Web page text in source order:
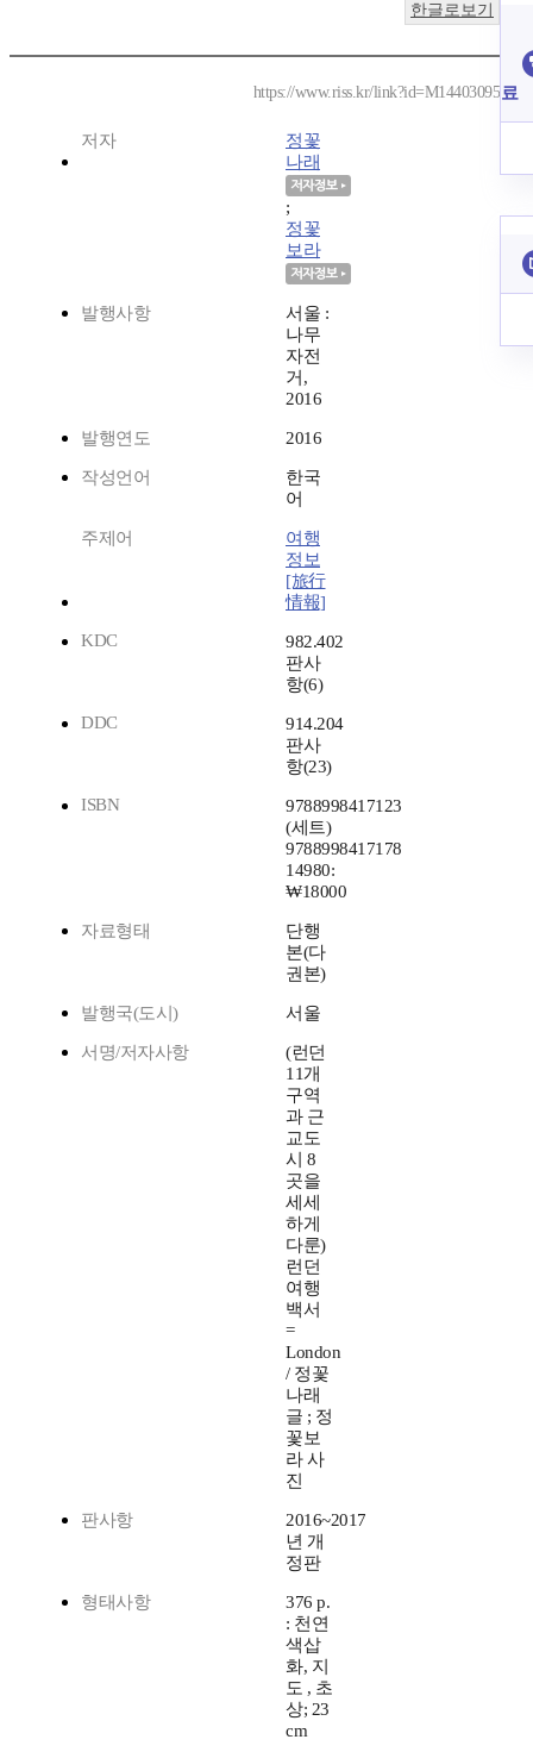
한글로보기
https://www.riss.kr/link?id=M14403095
저자
정꽃
나래
;
정꽃
보라
발행사항
서울 :
나무
자전
거,
2016
발행연도 2016
작성언어
한국
어
주제어
여행
정보
[旅行
情報]
KDC
982.402
판사
항(6)
DDC
914.204
판사
항(23)
ISBN
9788998417123
(세트)
9788998417178
14980:
₩18000
자료형태
단행
본(다
권본)
발행국(도시) 서울
서명/저자사항
(런던
11개
구역
과 근
교도
시 8
곳을
세세
하게
다룬)
런던
여행
백서
=
London
/ 정꽃
나래
글 ; 정
꽃보
라 사
진
판사항
2016~2017
년 개
정판
형태사항
376 p.
: 천연
색삽
화, 지
도 , 초
상; 23
cm
료